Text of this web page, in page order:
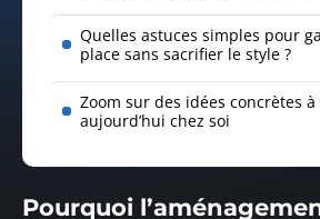
Quelles astuces simples pour
place sans sacrifier le style ?
Zoom sur des idées concrètes
aujourd’hui chez soi
Pourquoi